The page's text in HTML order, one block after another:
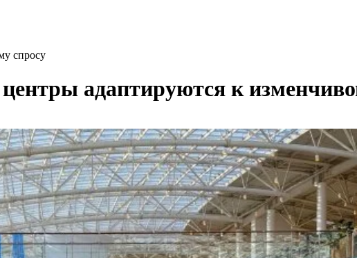
спросу
адаптируются к